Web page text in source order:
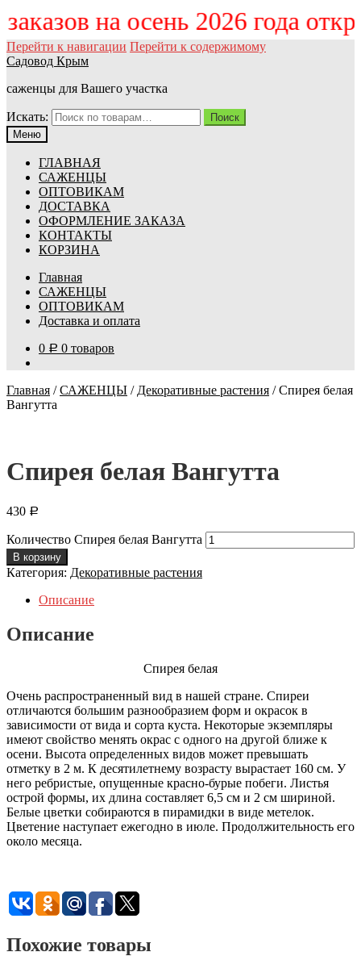
заказов на осень 2026 года
Перейти к навигации Перейти к содержимому
Садовод Крым
саженцы для Вашего участка
Искать:
Поиск
Меню
ГЛАВНАЯ
САЖЕНЦЫ
ОПТОВИКАМ
ДОСТАВКА
ОФОРМЛЕНИЕ ЗАКАЗА
КОНТАКТЫ
КОРЗИНА
Главная
САЖЕНЦЫ
ОПТОВИКАМ
Доставка и оплата
0 Р 0 товаров
Главная /САЖЕНЦЫ / Декоративные растения /Спирея белая
Вангутта
Спирея белая Вангутта
430 Р
Количество Спирея белая Вангутта
В корзину
Категория: Декоративные растения
Описание
Описание
Спирея белая
Очень распространенный вид в нашей стране. Спиреи
отличаются большим разнообразием форм и окрасок в
зависимости от вида и сорта куста. Некоторые экземпляры
имеют свойство менять окрас с одного на другой ближе к
осени. Высота определенных видов может превышать
отметку в 2 м. К десятилетнему возрасту вырастает 160 см. У
него ребристые, опущенные красно-бурые побеги. Листья
острой формы, их длина составляет 6,5 см и 2 см шириной.
Белые цветки собираются в пирамидки в виде метелок.
Цветение наступает ежегодно в июле. Продолжительность его
около месяца.
Похожие товары